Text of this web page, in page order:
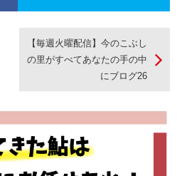
【毎週火曜配信】今のこぶし
の里がすべてあなたの手の中
にブログ26